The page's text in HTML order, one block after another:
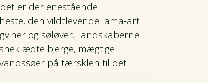
er der enestående
den vildtlevende lama-art
og søløver. Landskaberne
bjerge, mægtige
på tærsklen til det